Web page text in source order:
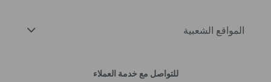
المواقع الشعبية
للتواصل مع خدمة العملاء